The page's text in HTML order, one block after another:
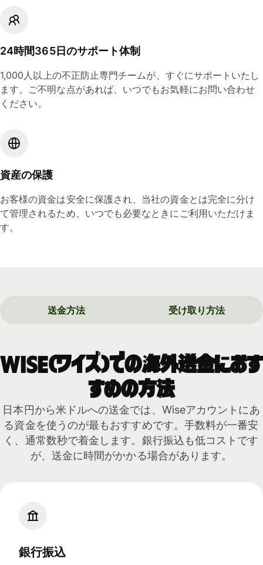
24時間365日のサポート体制
1,000人以上の不正防止専門チームが、すぐにサポートいたし
ます。ご不明な点があれば、いつでもお気軽にお問い合わせ
ください。
資産の保護
お客様の資金は安全に保護され、当社の資金とは完全に分け
て管理されるため、いつでも必要なときにご利用いただけま
す。
送金方法 受け取り方法
Wise（ワイズ）での海外送金におす
すめの方法
日本円から米ドルへの送金では、Wiseアカウントにあ
る資金を使うのが最もおすすめです。手数料が一番安
く、通常数秒で着金します。銀行振込も低コストです
が、送金に時間がかかる場合があります。
銀行振込